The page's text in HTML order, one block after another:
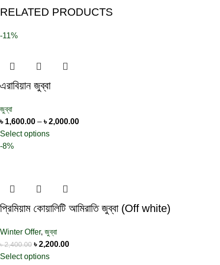
RELATED PRODUCTS
-11%
এরাবিয়ান জুব্বা
জুব্বা
৳ 1,600.00 – ৳2,000.00
Select options
-8%
প্রিমিয়াম কোয়ালিটি আমিরাতি জুব্বা (Off white)
Winter Offer,জুব্বা
৳2,400.00 ৳2,200.00
Select options